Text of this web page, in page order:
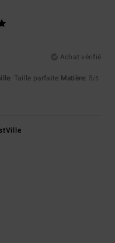
Achat vérifié
: Taille parfaite Matière: 5/5